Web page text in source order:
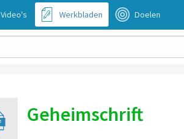
Video's Werkbladen Doelen
Geheimschrift